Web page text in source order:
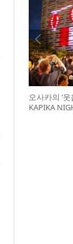
오사카의 ‘
KAPIKA